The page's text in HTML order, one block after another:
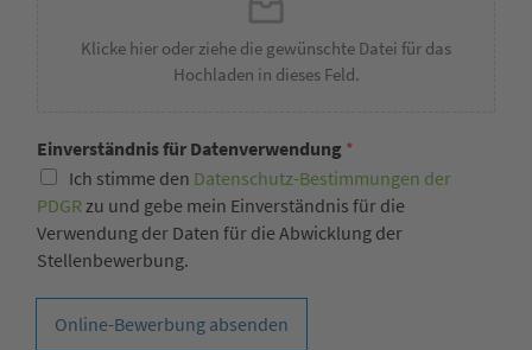
Klicke hier oder ziehe die gewünschte Datei für das
Hochladen in dieses Feld.
Einverständnis für Datenverwendung *
Ich stimme den Datenschutz-Bestimmungen der
PDGRzu und gebe mein Einverständnis für die
Verwendung der Daten für die Abwicklung der
Stellenbewerbung.
Online-Bewerbung absenden